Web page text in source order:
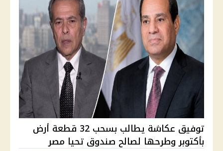
توفيق عكاشة يطالب بسحب 32 قطعة أرض
بأكتوبر وطرحها لصالح صندوق تحيا مصر